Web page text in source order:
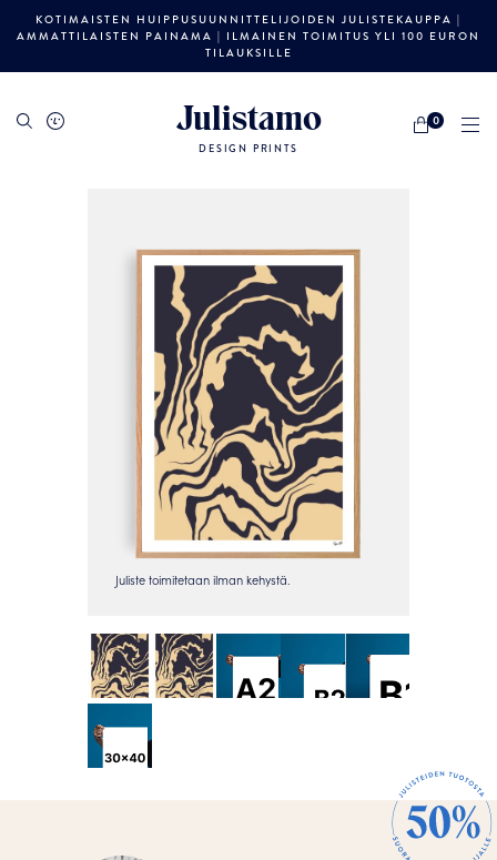
KOTIMAISTEN HUIPPUSUUNNITTELIJOIDEN JULISTEKAUPPA |
AMMATTILAISTEN PAINAMA | ILMAINEN TOIMITUS YLI 100 EURON
TILAUKSILLE
Julistamo
DESIGN PRINTS
0